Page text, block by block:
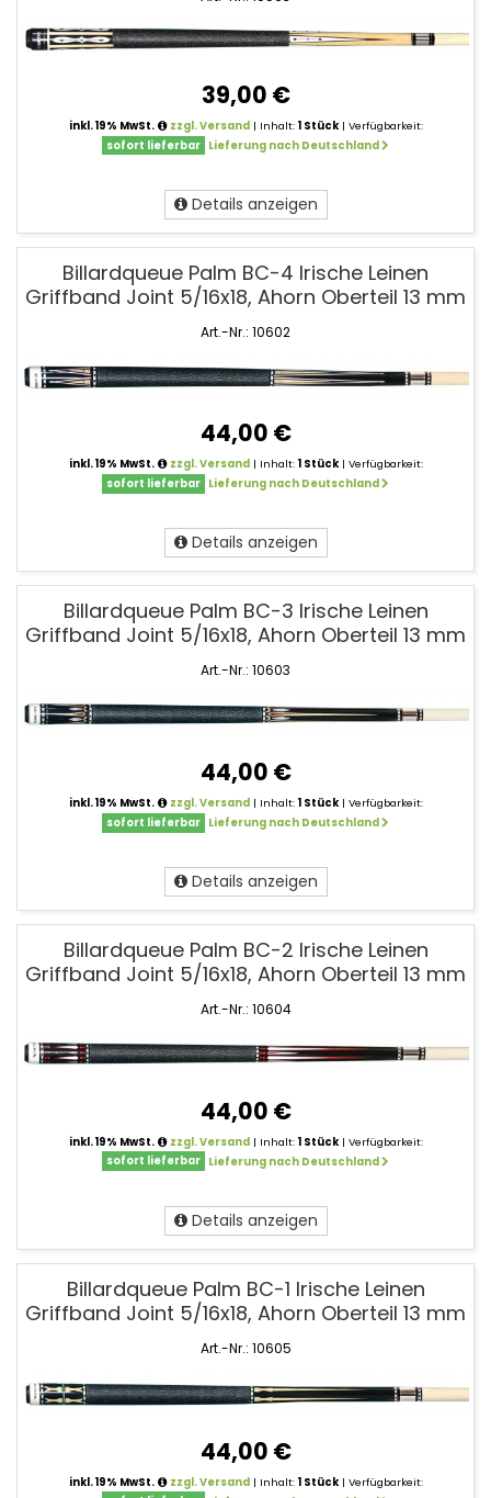
39,00 €
inkl. 19% MwSt. zzgl. Versand| Inhalt: 1 Stück| Verfügbarkeit:
sofort lieferbar
Lieferung nach Deutschland
Details anzeigen
Billardqueue Palm BC-4 Irische Leinen
Griffband Joint 5/16x18, Ahorn Oberteil 13 mm
Art.-Nr.: 10602
44,00 €
inkl. 19% MwSt. zzgl. Versand | Inhalt: 1 Stück| Verfügbarkeit:
sofort lieferbar
Lieferung nach Deutschland
Details anzeigen
Billardqueue Palm BC-3 Irische Leinen
Griffband Joint 5/16x18, Ahorn Oberteil 13 mm
Art.-Nr.: 10603
44,00 €
inkl. 19% MwSt. zzgl. Versand | Inhalt: 1 Stück| Verfügbarkeit:
sofort lieferbar
Lieferung nach Deutschland
Details anzeigen
Billardqueue Palm BC-2 Irische Leinen
Griffband Joint 5/16x18, Ahorn Oberteil 13 mm
Art.-Nr.: 10604
44,00 €
inkl. 19% MwSt. zzgl. Versand| Inhalt: 1 Stück| Verfügbarkeit:
sofort lieferbar
Lieferung nach Deutschland
Details anzeigen
Billardqueue Palm BC-1 Irische Leinen
Griffband Joint 5/16x18, Ahorn Oberteil 13 mm
Art.-Nr.: 10605
44,00 €
inkl. 19% MwSt. zzgl. Versand| Inhalt: 1 Stück| Verfügbarkeit: